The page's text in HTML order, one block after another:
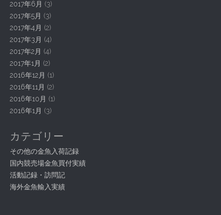
2017年6月 (3)
2017年5月 (3)
2017年4月 (2)
2017年3月 (4)
2017年2月 (4)
2017年1月 (2)
2016年12月 (1)
2016年11月 (2)
2016年10月 (1)
2016年1月 (3)
カテゴリー
その他の金魚入荷記録
国内競売場金魚買付実績
活動記録・訪問記
海外金魚輸入実績